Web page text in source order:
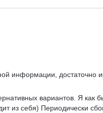
информации, достаточно
вариантов. Я как
из себя) Периодически